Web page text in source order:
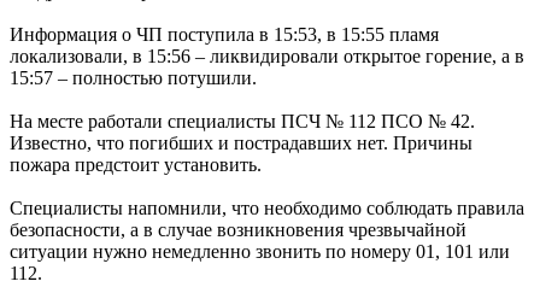
09.08.2026 | 09:13
День строителя в России: какие даты отмечаются 9 августа
09.08.2026 | 08:20
09.08.2026 | 07:04
Серия магнитных бурь ожидается в Самарской области во
второй половине августа
"Акрон" вничью сыграл с "Локомотивом" в третьем туре РПЛ
08.08.2026 | 21:26
Вячеслав Федорищев поздравил "Волонтёров-медиков" с
десятилетием
Информация о ЧП поступила в 15:53, в 15:55 пламя
локализовали, в 15:56 – ликвидировали открытое горение, а в
15:57 – полностью потушили.
На месте работали специалисты ПСЧ № 112 ПСО № 42.
Известно, что погибших и пострадавших нет. Причины
пожара предстоит установить.
Специалисты напомнили, что необходимо соблюдать правила
безопасности, а в случае возникновения чрезвычайной
ситуации нужно немедленно звонить по номеру 01, 101 или
112.